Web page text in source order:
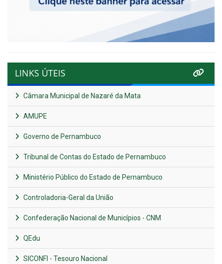
LINKS ÚTEIS
Câmara Municipal de Nazaré da Mata
AMUPE
Governo de Pernambuco
Tribunal de Contas do Estado de Pernambuco
Ministério Público do Estado de Pernambuco
Controladoria-Geral da União
Confederação Nacional de Municípios - CNM
QEdu
SICONFI - Tesouro Nacional